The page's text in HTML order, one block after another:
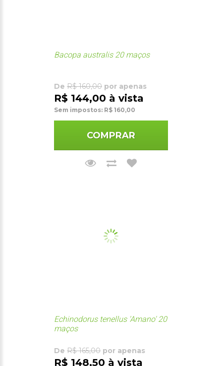
Bacopa australis 20 maços
De R$ 160,00 por apenas
R$ 144,00 à vista
Sem impostos: R$ 160,00
COMPRAR
Echinodorus tenellus 'Amano' 20
maços
De R$ 165,00 por apenas
R$ 148,50 à vista